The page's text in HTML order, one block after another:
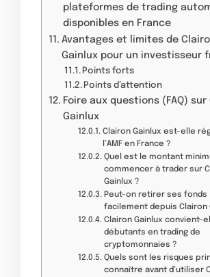
plateformes de trading
disponibles en France
Avantages et limites de
Gainlux pour un investisseur
Points forts
Points d’attention
Foire aux questions (FAQ) sur
Gainlux
Clairon Gainlux est-elle
l’AMF en France ?
Quel est le montant
commencer à trader sur
Gainlux ?
Peut-on retirer ses fonds
facilement depuis Clairon
Clairon Gainlux convient-
débutants en trading de
cryptomonnaies ?
Quels sont les risques
connaître avant d’utiliser